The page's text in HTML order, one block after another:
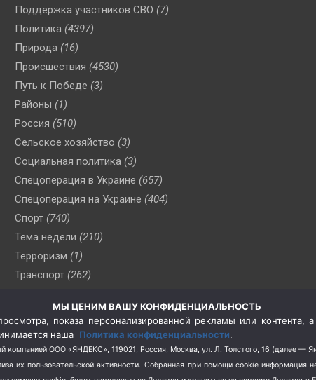
Поддержка участников СВО (7)
Политика (4397)
Природа (16)
Происшествия (4530)
Путь к Победе (3)
Районы (1)
Россия (510)
Сельское хозяйство (3)
Социальная политика (3)
Спецоперация в Украине (657)
Спецоперация на Украине (404)
Спорт (740)
Тема недели (210)
Терроризм (1)
Транспорт (262)
(76)
Цены (2)
Школа и спорт (2)
Экология (8)
МЫ ЦЕНИМ ВАШУ КОНФИДЕНЦИАЛЬНОСТЬ
показа персонализированной рекламы или контента,
наша Политика конфиденциальности.
компанией ООО «ЯНДЕКС», 119021, Россия, Москва, ул. Л. Толстого, 16 (далее —
их пользовательской активности. Собранная при помощи cookie информация